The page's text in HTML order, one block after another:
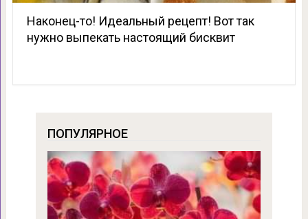
Наконец-то! Идеальный рецепт! Вот так
нужно выпекать настоящий бисквит
ПОПУЛЯРНОЕ